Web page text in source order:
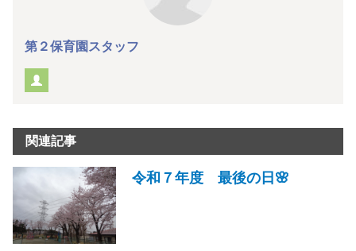
第２保育園スタッフ
関連記事
令和７年度 最後の日🌸